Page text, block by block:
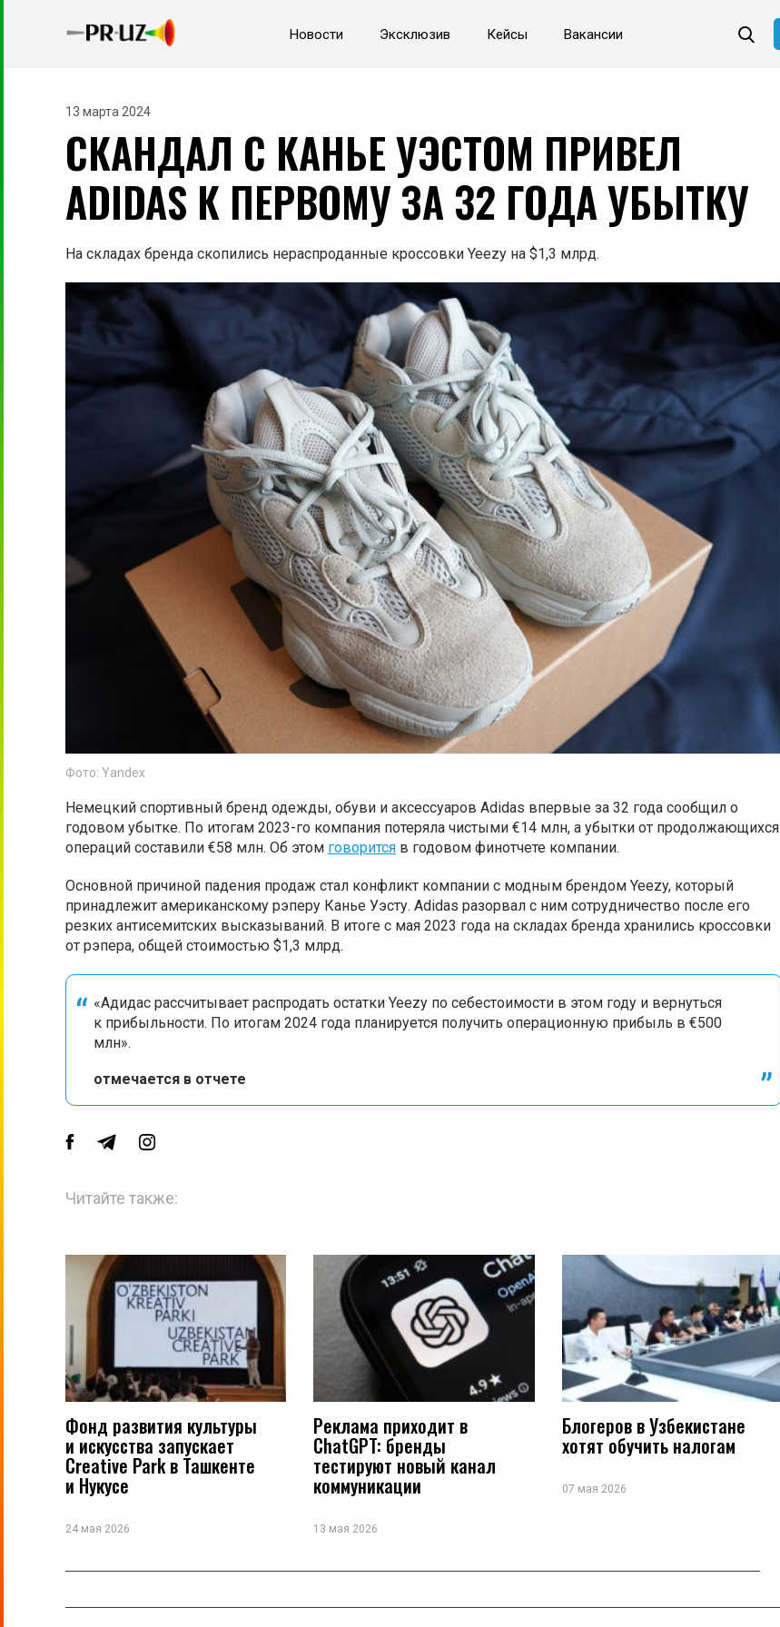
Новости Эксклюзив Кейсы Вакансии
Читайте главные новости
13 марта 2024
СКАНДАЛ С КАНЬЕ УЭСТОМ ПРИВЕЛ
ADIDAS К ПЕРВОМУ ЗА 32 ГОДА УБЫТКУ
На складах бренда скопились нераспроданные кроссовки Yeezy на $1,3 млрд.
Фото: Yandex
Немецкий спортивный бренд одежды, обуви и аксессуаров Adidas впервые за 32 года сообщил о
годовом убытке. По итогам 2023-го компания потеряла чистыми €14 млн, а убытки от продолжающихся
операций составили €58 млн. Об этом говорится в годовом финотчете компании.
Основной причиной падения продаж стал конфликт компании с модным брендом Yeezy, который
принадлежит американскому рэперу Канье Уэсту. Adidas разорвал с ним сотрудничество после его
резких антисемитских высказываний. В итоге с мая 2023 года на складах бренда хранились кроссовки
от рэпера, общей стоимостью $1,3 млрд.
«Адидас рассчитывает распродать остатки Yeezy по себестоимости в этом году и вернуться
к прибыльности. По итогам 2024 года планируется получить операционную прибыль в €500
млн».
отмечается в отчете
Читайте также:
Фонд развития культуры
и искусства запускает
Creative Park в Ташкенте
и Нукусе
24 мая 2026
Реклама приходит в
ChatGPT: бренды
тестируют новый канал
коммуникации
13 мая 2026
Блогеров в Узбекистане
хотят обучить налогам
07 мая 2026